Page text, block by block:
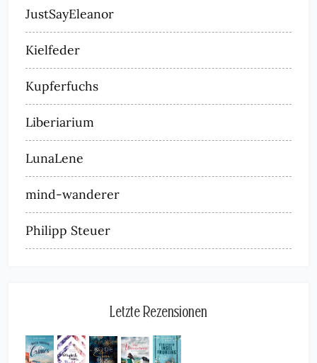
JustSayEleanor
Kielfeder
Kupferfuchs
Liberiarium
LunaLene
mind-wanderer
Philipp Steuer
Letzte Rezensionen